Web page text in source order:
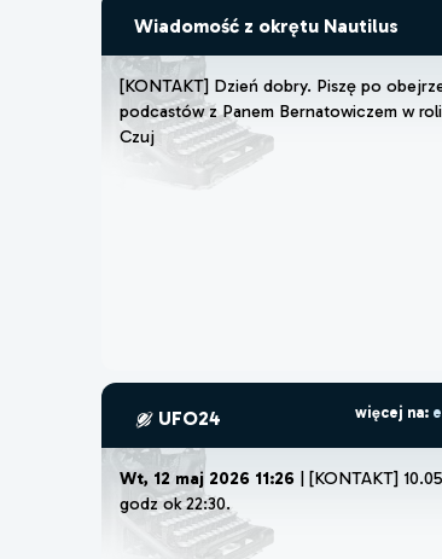
Wiadomość z okrętu Nautilus
[KONTAKT] Dzień dobry. Piszę po obejrz
podcastów z Panem Bernatowiczem w roli
Czuję, że muszę lub
UFO24 więcej na:
Wt, 12 maj 2026 11:26 | [KONTAKT]
godz ok 22:30.